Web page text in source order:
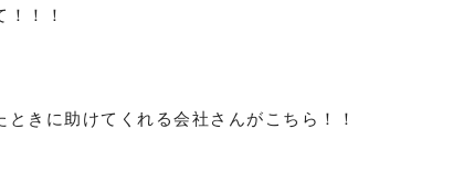
！！
ときに助けてくれる会社さんがこちら！！